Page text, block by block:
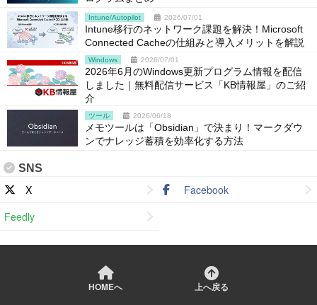
Intune/Autopilot 2026/07/01
Intune移行のネットワーク課題を解決！Microsoft
Connected Cacheの仕組みと導入メリットを解説
Windows 2026/07/01
2026年6月のWindows更新プログラム情報を配信
しました｜無料配信サービス「KB情報屋」のご紹
介
ツール 2026/06/18
メモツールは「Obsidian」で決まり！マークダウ
ンでナレッジ蓄積を効率化する方法
SNS
X
Facebook
Feedly
HOMEへ 上へ戻る